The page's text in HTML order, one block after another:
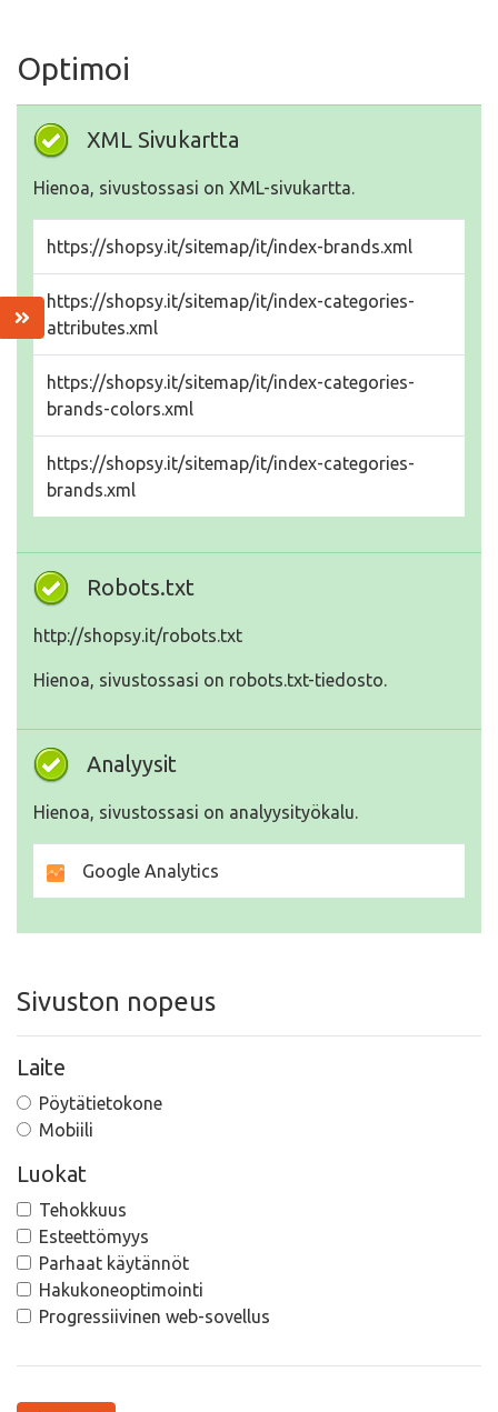
Optimoi
XML Sivukartta
Hienoa, sivustossasi on XML-sivukartta.
https://shopsy.it/sitemap/it/index-brands.xml
https://shopsy.it/sitemap/it/index-categories-
attributes.xml
https://shopsy.it/sitemap/it/index-categories-
brands-colors.xml
https://shopsy.it/sitemap/it/index-categories-
brands.xml
Robots.txt
http://shopsy.it/robots.txt
Hienoa, sivustossasi on robots.txt-tiedosto.
Analyysit
Hienoa, sivustossasi on analyysityökalu.
Google Analytics
Sivuston nopeus
Laite
Pöytätietokone
Mobiili
Luokat
Tehokkuus
Esteettömyys
Parhaat käytännöt
Hakukoneoptimointi
Progressiivinen web-sovellus